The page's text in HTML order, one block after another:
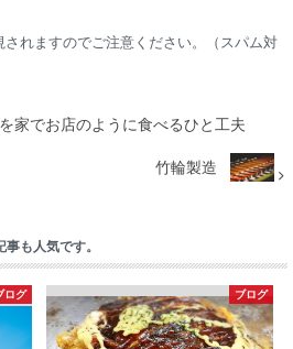
れますのでご注意ください。（スパム対
家でお店のように食べるひと工夫
竹輪製造
事も人気です。
ログ ブログ